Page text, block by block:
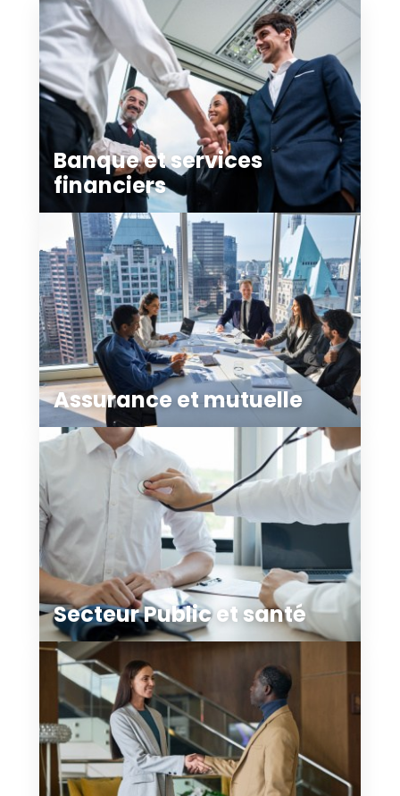
Banque et services
financiers
Assurance et mutuelle
Secteur Public et santé